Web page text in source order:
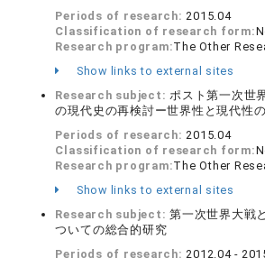
Periods of research:2015.04
Classification of research form:
Research program:The Other
Show links to external sites
Research subject:ポスト第一次世
の現代史の再検討ー世界性と現代性
Periods of research:2015.04
Classification of research form:
Research program:The Other
Show links to external sites
Research subject:第一次世界大戦
ついての総合的研究
Periods of research:2012.04 -